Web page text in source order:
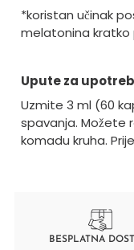
*koristan učinak
melatonina kratko
Upute za
Uzmite 3 ml (60
spavanja. Možete
komadu kruha.
BESPLATNA